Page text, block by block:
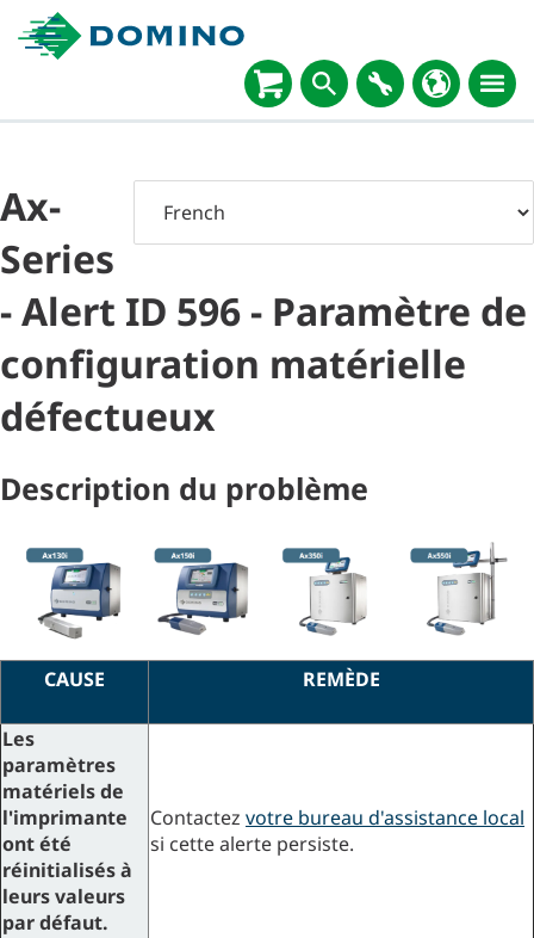
Ax-
Series
- Alert ID 596 - Paramètre de
configuration matérielle
défectueux
Description du problème
CAUSE REMÈDE
Les
paramètres
matériels de
l'imprimante
ont été
réinitialisés à
leurs valeurs
par défaut.
Contactez votre bureau d'assistance local
si cette alerte persiste.